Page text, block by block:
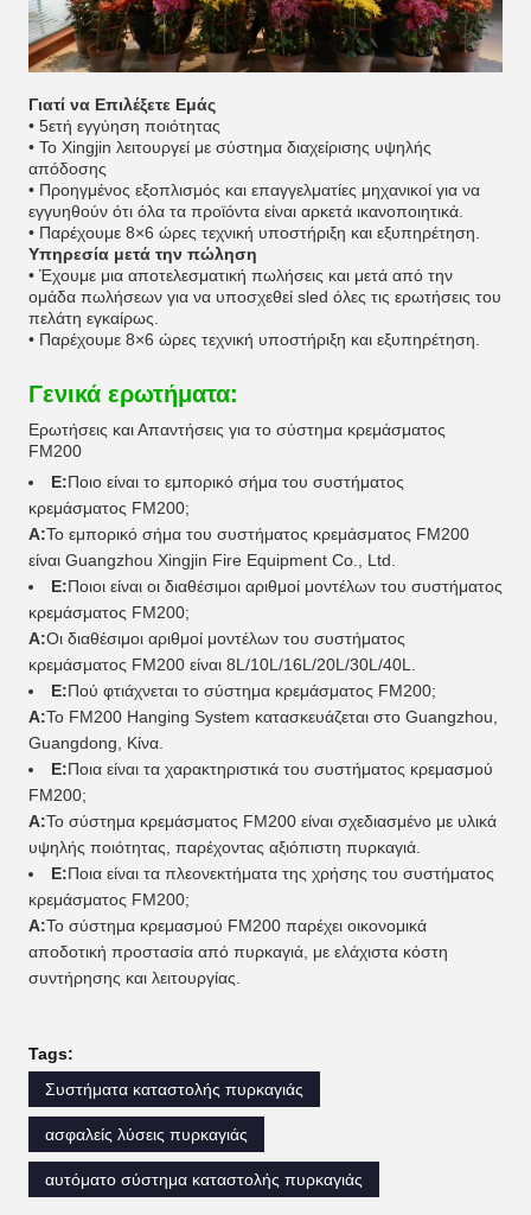
Γιατί να Επιλέξετε Εμάς
• 5ετή εγγύηση ποιότητας
• Το Xingjin λειτουργεί με σύστημα διαχείρισης υψηλής
απόδοσης
• Προηγμένος εξοπλισμός και επαγγελματίες μηχανικοί για να
εγγυηθούν ότι όλα τα προϊόντα είναι αρκετά ικανοποιητικά.
• Παρέχουμε 8×6 ώρες τεχνική υποστήριξη και εξυπηρέτηση.
Υπηρεσία μετά την πώληση
• Έχουμε μια αποτελεσματική πωλήσεις και μετά από την
ομάδα πωλήσεων για να υποσχεθεί sled όλες τις ερωτήσεις του
πελάτη εγκαίρως.
• Παρέχουμε 8×6 ώρες τεχνική υποστήριξη και εξυπηρέτηση.
Γενικά ερωτήματα:
Ερωτήσεις και Απαντήσεις για το σύστημα κρεμάσματος
FM200
Ε:Ποιο είναι το εμπορικό σήμα του συστήματος
κρεμάσματος FM200;
Α:Το εμπορικό σήμα του συστήματος κρεμάσματος FM200
είναι Guangzhou Xingjin Fire Equipment Co., Ltd.
Ε:Ποιοι είναι οι διαθέσιμοι αριθμοί μοντέλων του συστήματος
κρεμάσματος FM200;
Α:Οι διαθέσιμοι αριθμοί μοντέλων του συστήματος
κρεμάσματος FM200 είναι 8L/10L/16L/20L/30L/40L.
Ε:Πού φτιάχνεται το σύστημα κρεμάσματος FM200;
Α:Το FM200 Hanging System κατασκευάζεται στο Guangzhou,
Guangdong, Κίνα.
Ε:Ποια είναι τα χαρακτηριστικά του συστήματος κρεμασμού
FM200;
Α:Το σύστημα κρεμάσματος FM200 είναι σχεδιασμένο με υλικά
υψηλής ποιότητας, παρέχοντας αξιόπιστη πυρκαγιά.
Ε:Ποια είναι τα πλεονεκτήματα της χρήσης του συστήματος
κρεμάσματος FM200;
Α:Το σύστημα κρεμασμού FM200 παρέχει οικονομικά
αποδοτική προστασία από πυρκαγιά, με ελάχιστα κόστη
συντήρησης και λειτουργίας.
Tags:
Συστήματα καταστολής πυρκαγιάς
ασφαλείς λύσεις πυρκαγιάς
αυτόματο σύστημα καταστολής πυρκαγιάς